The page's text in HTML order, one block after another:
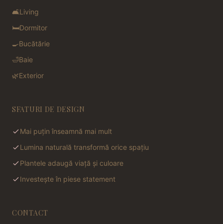
🛋️Living
🛏️Dormitor
🍳Bucătărie
🛁Baie
🌿Exterior
SFATURI DE DESIGN
Mai puțin înseamnă mai mult
Lumina naturală transformă orice spațiu
Plantele adaugă viață și culoare
Investește în piese statement
CONTACT